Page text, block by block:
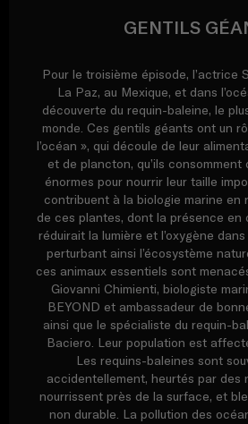
GENTILS
Pour le troisième épisode, l’actrice
La Paz, au Mexique, et dans
découverte du requin-baleine, le
monde. Ces gentils géants ont un
l’océan », qui découle de leur
et de plancton, qu’ils
énormes pour nourrir leur taille
contribuent à la biologie marine en
de ces plantes, dont la présence en
réduirait la lumière et l’oxygène
perturbant ainsi l’écosystème
ces animaux essentiels sont
Giovanni Chimienti, biologiste
BEYOND et ambassadeur de
ainsi que le spécialiste du requin-
Baciero. Leur population est
Les requins-baleines sont
accidentellement, heurtés par des
nourrissent près de la surface, et
non durable. La pollution des